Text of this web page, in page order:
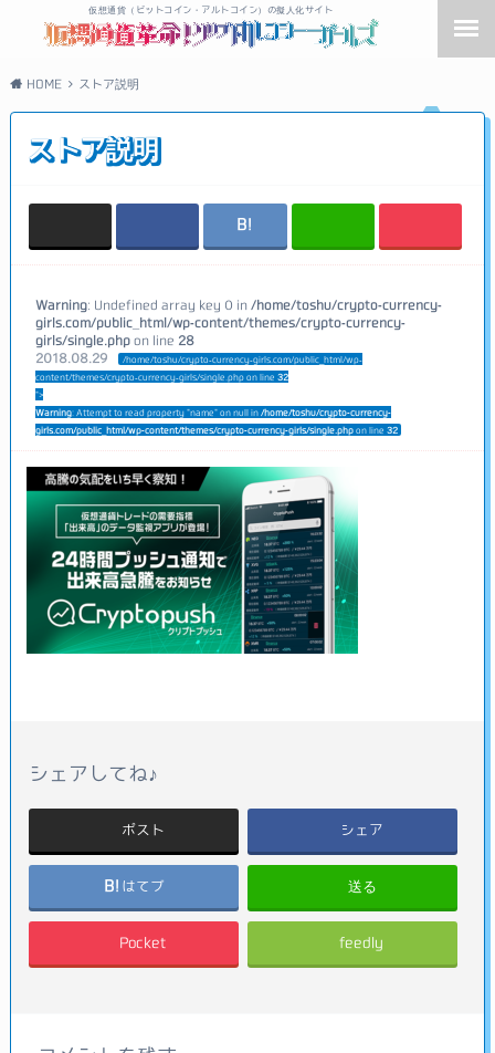
仮想通貨（ビットコイン・アルトコイン）の擬人化サイト
HOME ストア説明
ストア説明
Warning: Undefined array key 0 in /home/toshu/crypto-currency-
girls.com/public_html/wp-content/themes/crypto-currency-
girls/single.php on line 28
2018.08.29
/home/toshu/crypto-currency-girls.com/public_html/wp-
content/themes/crypto-currency-girls/single.php on line32
">
Warning: Attempt to read property "name" on null in /home/toshu/crypto-currency-
girls.com/public_html/wp-content/themes/crypto-currency-girls/single.php on line32
シェアしてね♪
ポスト シェア
はてブ 送る
Pocket feedly